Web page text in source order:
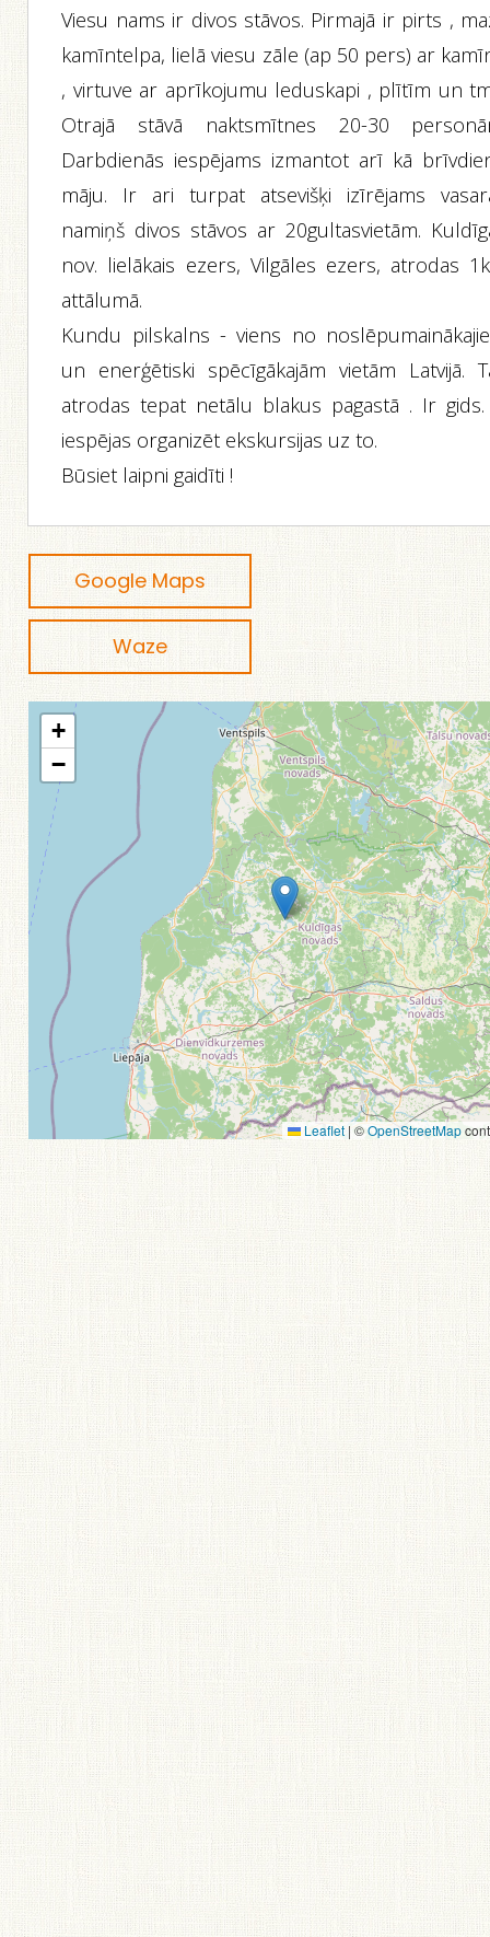
Viesu nams ir divos stāvos. Pirmajā ir pirts ,
kamīntelpa, lielā viesu zāle (ap 50 pers) ar
, virtuve ar aprīkojumu leduskapi , plītīm un
Otrajā stāvā naktsmītnes 20-30
Darbdienās iespējams izmantot arī kā
māju. Ir ari turpat atsevišķi izīrējams
namiņš divos stāvos ar 20gultasvietām.
nov. lielākais ezers, Vilgāles ezers, atrodas
attālumā.
Kundu pilskalns - viens no
un enerģētiski spēcīgākajām vietām Latvijā.
atrodas tepat netālu blakus pagastā . Ir
iespējas organizēt ekskursijas uz to.
Būsiet laipni gaidīti !
Google Maps
Waze
+
−
Leaflet | ©OpenStreetMap